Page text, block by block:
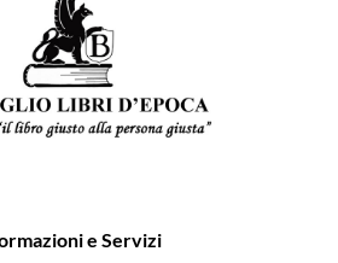
e Servizi